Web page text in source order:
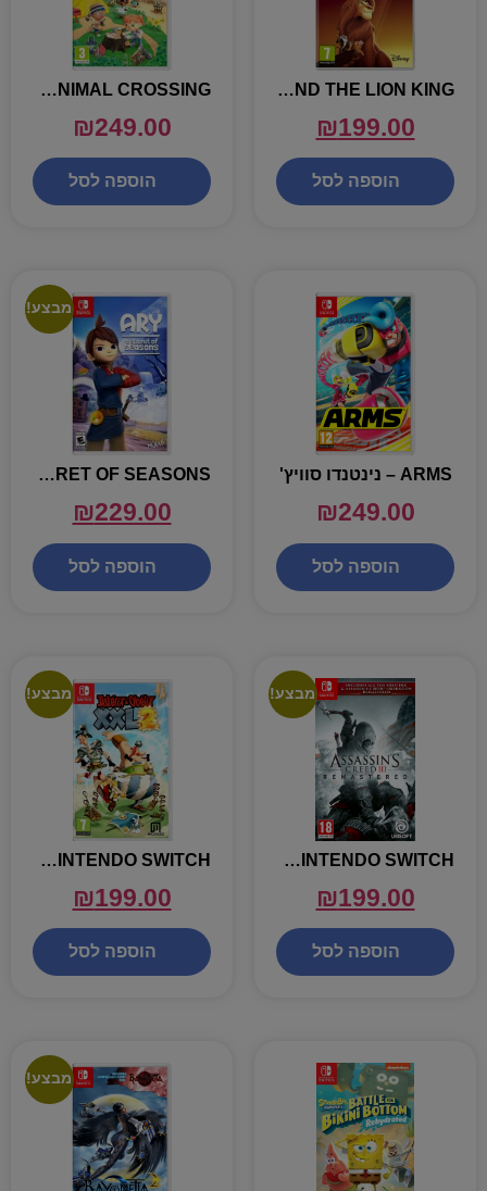
ALADDIN AND THE LION KING – נינטנדו סוויץ
₪199.00
הוספה לסל
ANIMAL CROSSING – נינטנדו סוויץ
₪249.00
הוספה לסל
ARMS – נינטנדו סוויץ'
₪249.00
הוספה לסל
מבצע!
ARY SECRET OF SEASONS – נינטנדו סוויץ'
₪229.00
הוספה לסל
מבצע!
ASSASSINS CREED REMASTERED – NINTENDO SWITCH
₪199.00
הוספה לסל
מבצע!
ASTERIX OBELIX XXL 2 – NINTENDO SWITCH
₪199.00
הוספה לסל
מבצע!